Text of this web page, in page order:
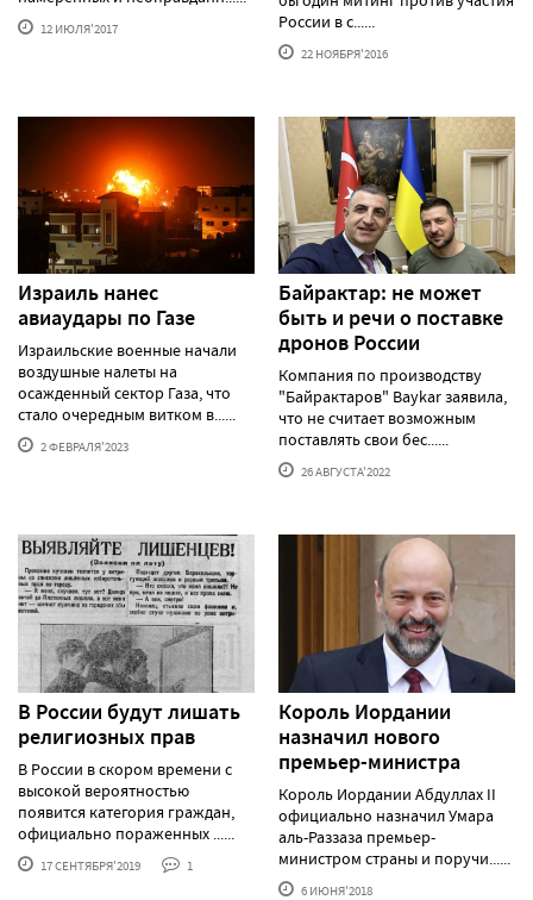
12 ИЮЛЯ'2017
России в с......
22 НОЯБРЯ'2016
Израиль нанес
авиаудары по Газе
Израильские военные начали
воздушные налеты на
осажденный сектор Газа, что
стало очередным витком в......
2 ФЕВРАЛЯ'2023
Байрактар: не может
быть и речи о поставке
дронов России
Компания по производству
"Байрактаров" Baykar заявила,
что не считает возможным
поставлять свои бес......
26 АВГУСТА'2022
В России будут лишать
религиозных прав
В России в скором времени с
высокой вероятностью
появится категория граждан,
официально пораженных ......
17 СЕНТЯБРЯ'2019 1
Король Иордании
назначил нового
премьер-министра
Король Иордании Абдуллах II
официально назначил Умара
аль-Раззаза премьер-
министром страны и поручи......
6 ИЮНЯ'2018